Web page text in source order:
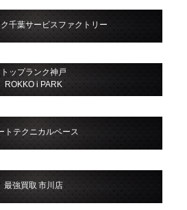
ク千葉サービスファクトリー
トップランク神戸
ROKKO i PARK
トテクニカルベース
最強買取 市川店